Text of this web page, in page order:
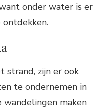
onder water is er
strand, zijn er ook
te ondernemen in
wandelingen maken